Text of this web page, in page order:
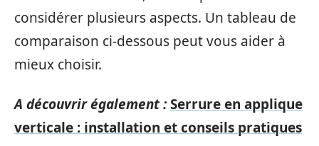
considérer plusieurs aspects. Un tableau de
comparaison ci-dessous peut vous aider à
mieux choisir.
A découvrir également :Serrure en applique
verticale : installation et conseils pratiques